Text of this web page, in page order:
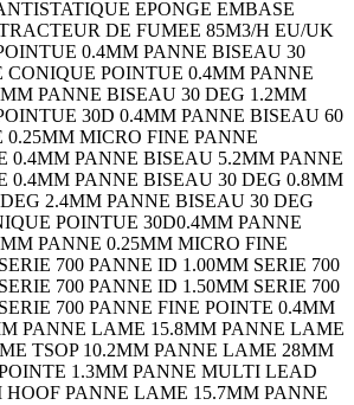
EPONGE EMBASE
DE FUMEE 85M3/H EU/UK
0.4MM PANNE BISEAU 30
CONIQUE POINTUE 0.4MM PANNE
PANNE BISEAU 30 DEG 1.2MM
30D 0.4MM PANNE BISEAU 60
0.25MM MICRO FINE PANNE
0.4MM PANNE BISEAU 5.2MM PANNE
0.4MM PANNE BISEAU 30 DEG 0.8MM
2.4MM PANNE BISEAU 30 DEG
POINTUE 30D0.4MM PANNE
PANNE 0.25MM MICRO FINE
700 PANNE ID 1.00MM SERIE 700
700 PANNE ID 1.50MM SERIE 700
700 PANNE FINE POINTE 0.4MM
PANNE LAME 15.8MM PANNE LAME
TSOP 10.2MM PANNE LAME 28MM
1.3MM PANNE MULTI LEAD
PANNE LAME 15.7MM PANNE